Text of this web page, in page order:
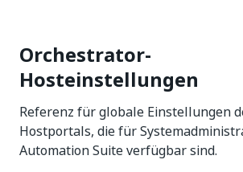
Orchestrator-
Hosteinstellungen
Referenz für globale Einstellungen
Hostportals, die für
Automation Suite verfügbar sind.